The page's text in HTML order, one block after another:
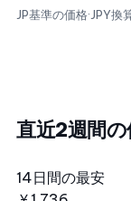
JP基準の価格·JPY換
直近2週間
14日間の最安